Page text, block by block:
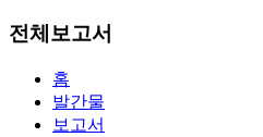
전체보고서
홈
발간물
보고서